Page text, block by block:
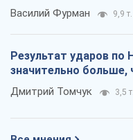
Василий Фурман 9,9 т.
Результат ударов по
значительно больше,
Дмитрий Томчук 3,5 т.